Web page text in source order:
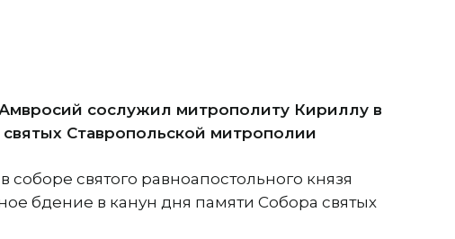
сослужил митрополиту Кириллу в
Ставропольской митрополии
соборе святого равноапостольного князя
бдение в канун дня памяти Собора святых